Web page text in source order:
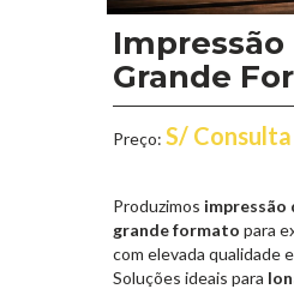
Grande
Preço: S/ Consulta
Produzimos
grande formato para
com elevada qualidade
Soluções ideais para